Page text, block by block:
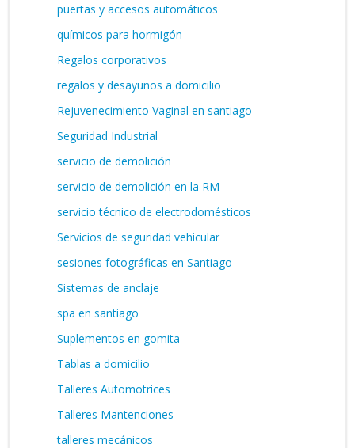
puertas y accesos automáticos
químicos para hormigón
Regalos corporativos
regalos y desayunos a domicilio
Rejuvenecimiento Vaginal en santiago
Seguridad Industrial
servicio de demolición
servicio de demolición en la RM
servicio técnico de electrodomésticos
Servicios de seguridad vehicular
sesiones fotográficas en Santiago
Sistemas de anclaje
spa en santiago
Suplementos en gomita
Tablas a domicilio
Talleres Automotrices
Talleres Mantenciones
talleres mecánicos